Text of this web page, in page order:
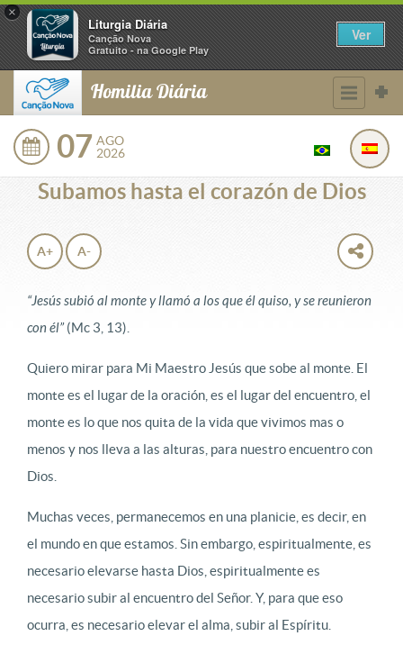
×
Liturgia Diária
Canção Nova
Gratuito - na Google Play
Ver
Homilia Diária
07 AGO
2026
Subamos hasta el corazón de Dios
A+ A-
“Jesús subió al monte y llamó a los que él quiso, y se reunieron
con él”(Mc 3, 13).
Quiero mirar para Mi Maestro Jesús que sobe al monte. El
monte es el lugar de la oración, es el lugar del encuentro, el
monte es lo que nos quita de la vida que vivimos mas o
menos y nos lleva a las alturas, para nuestro encuentro con
Dios.
Muchas veces, permanecemos en una planicie, es decir, en
el mundo en que estamos. Sin embargo, espiritualmente, es
necesario elevarse hasta Dios, espiritualmente es
necesario subir al encuentro del Señor. Y, para que eso
ocurra, es necesario elevar el alma, subir al Espíritu.